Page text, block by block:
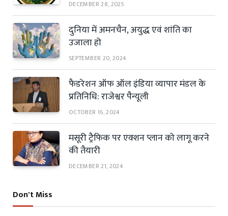
DECEMBER 28, 2025
दुनिया में अमनचैन, अयुद्ध एवं शांति का
उजाला हो
SEPTEMBER 20, 2024
फैडरेशन ऑफ ऑल इंडिया व्यापार मंडल के
प्रतिनिधि: राजेश्वर पैन्यूली
OCTOBER 16, 2024
मसूरी ट्रैफिक पर एक्शन प्लान को लागू करने
की तैयारी
DECEMBER 21, 2024
Don't Miss